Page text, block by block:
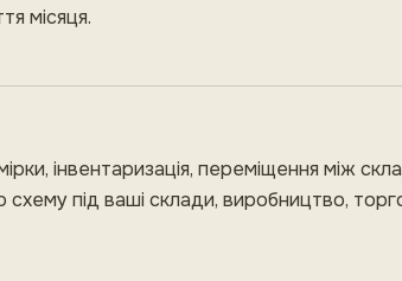
місяця.
інвентаризація, переміщення між
під ваші склади, виробництво,